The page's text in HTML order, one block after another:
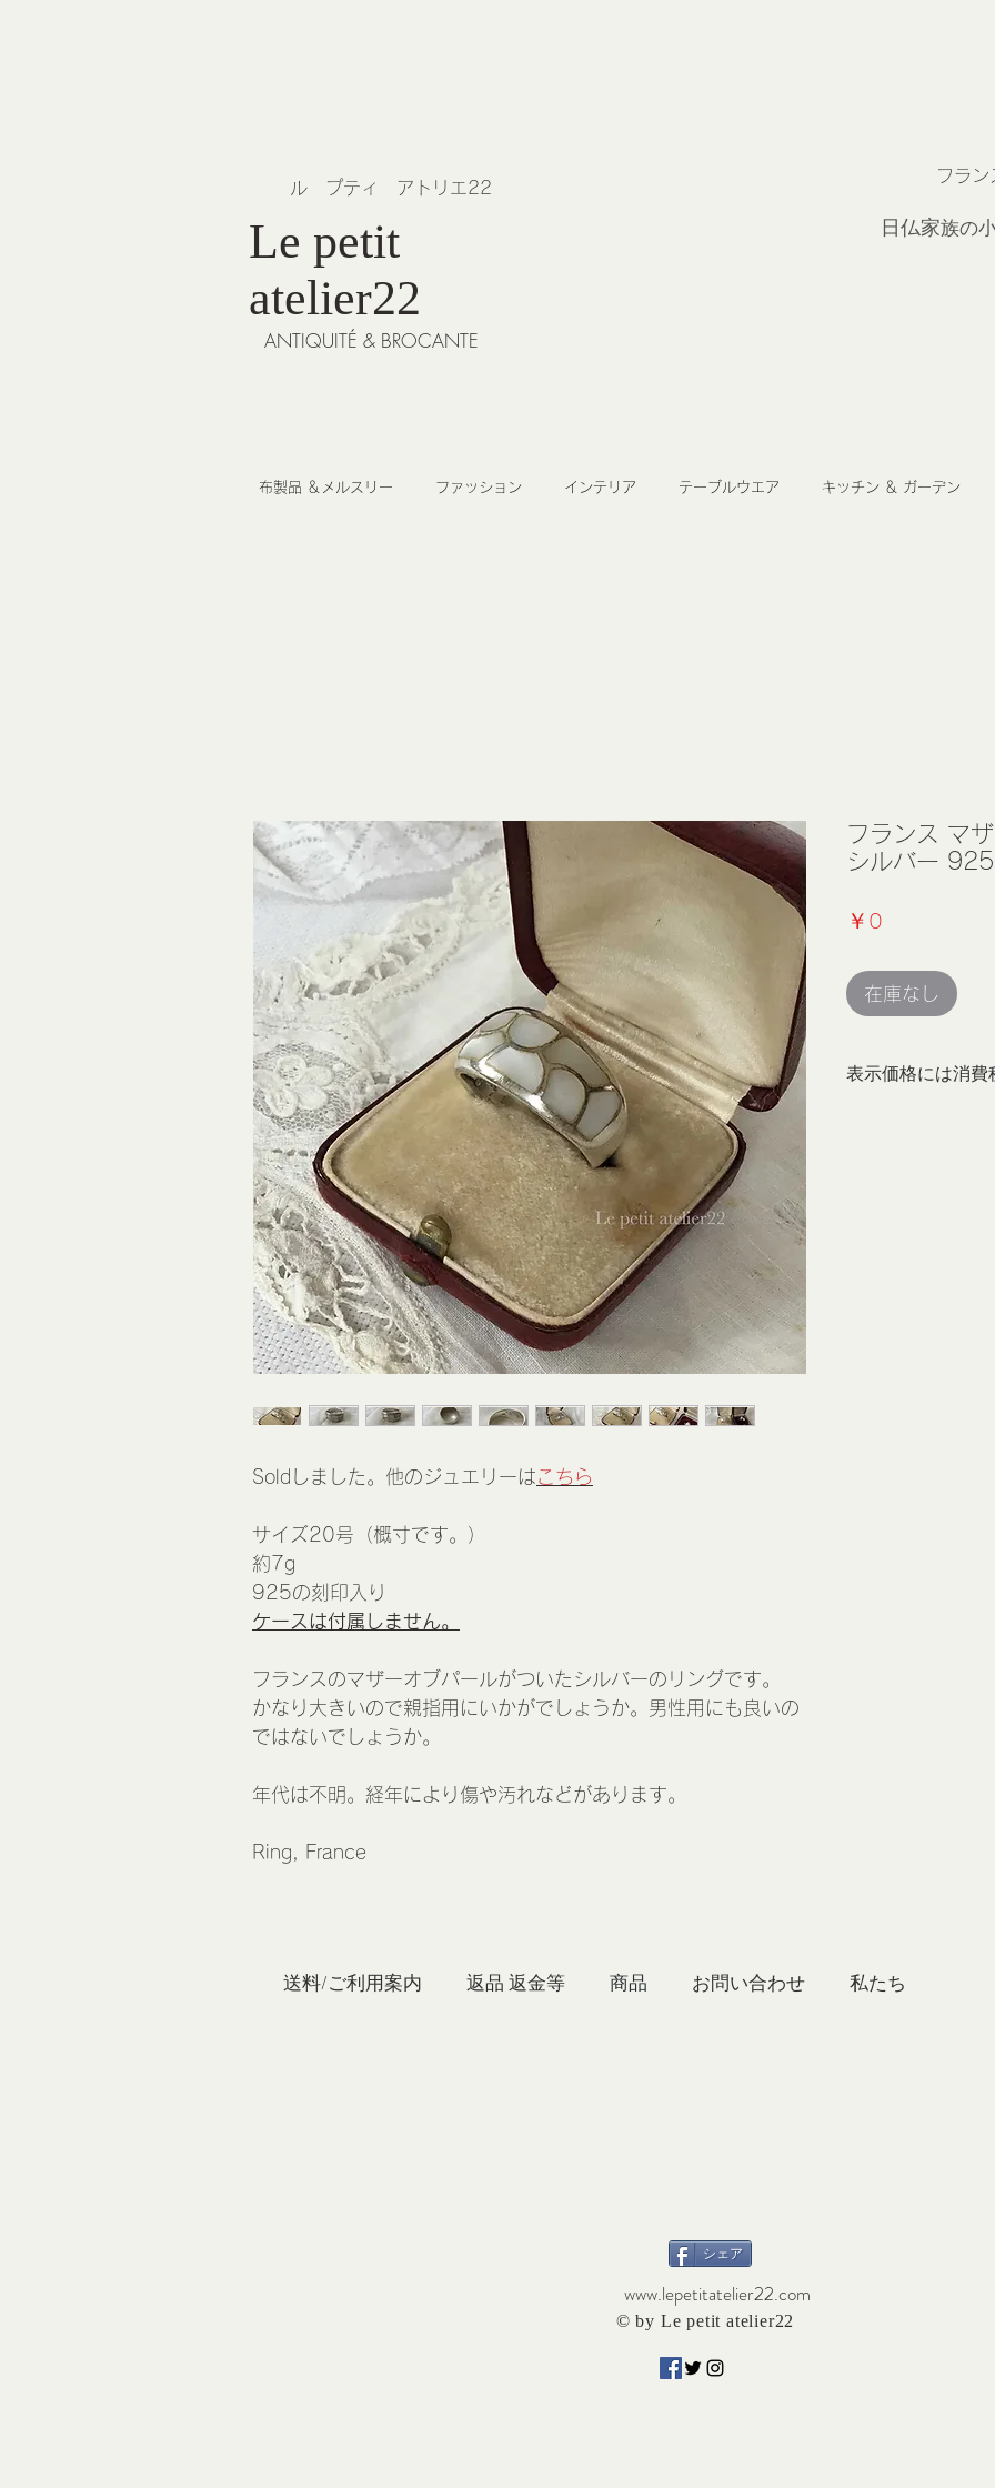
​ル プティ アトリエ22
Le petit
atelier22
ANTIQUITÉ & BROCANTE
フラン
日仏家族の
Soldしました。他のジュエリーはこちら
サイズ20号（概寸です。）
約7g
925の刻印入り
ケースは付属しません。
フランスのマザーオブパールがついたシルバーのリングです。
かなり大きいので親指用にいかがでしょうか。男性用にも良いの
ではないでしょうか。
年代は不明。経年により傷や汚れなどがあります。
Ring, France
フランス マ
シルバー
￥0
在庫なし
表示価格には消
布製品 ＆メルスリー ファッション インテリア テーブルウエア キッチン ＆ ガーデン
送料/ご利用案内 返品 返金等 商品 お問い合わせ
シェア
www.lepetitatelier22.com
© by Le petit atelier22